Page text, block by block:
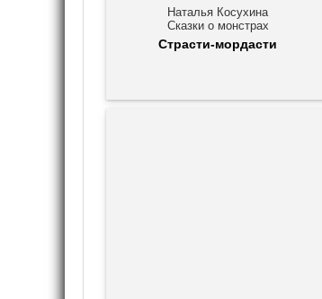
Наталья Косухина
Сказки о монстрах
Страсти-мордасти